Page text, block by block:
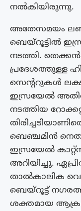
നൽകിയിരുന്നു.
അതേസമയം
ബെയ്റൂട്ടിൽ
നടത്തി.
പ്രദേശത്തുള്ള
സെൻ്ററുകൾ
ഇസ്രയേൽ
നടത്തിയ
ബെഞ്ചമിൻ
ഇസ്രയേൽ
അറിയിച്ചു.
താൽകാലിക
ബെയ്റൂട്ട്
ശക്തമായ